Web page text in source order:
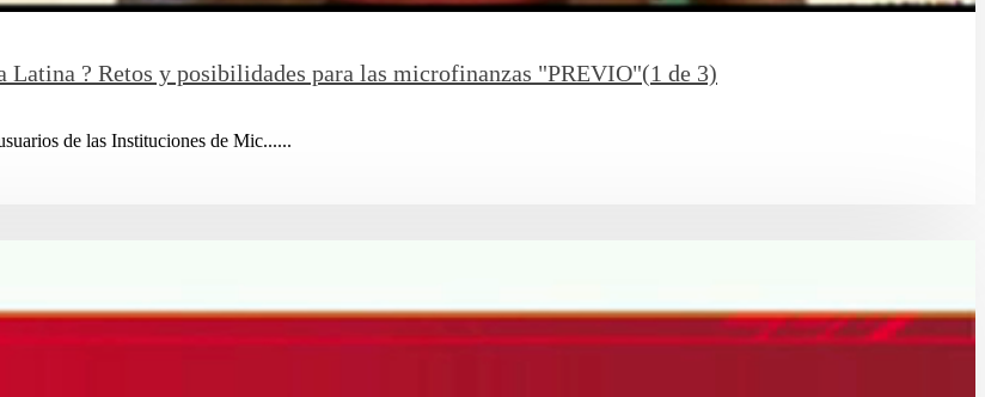
Latina ? Retos y posibilidades para las microfinanzas "PREVIO"(1 de 3)
de las Instituciones de Mic......